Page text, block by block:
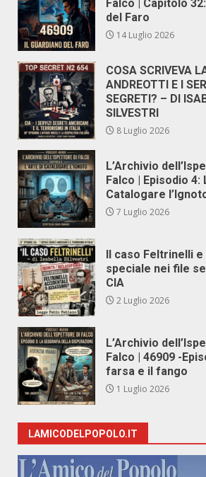
Falco | Capitolo
del Faro
14 Luglio 2026
COSA SCRIVEVA
ANDREOTTI E I
SEGRETI? – DI
SILVESTRI
8 Luglio 2026
L’Archivio
Falco | Episodio 4:
Catalogare
7 Luglio 2026
Il caso Feltrinelli
speciale nei file
CIA
2 Luglio 2026
L’Archivio
Falco | 46909 -
farsa e il fango
1 Luglio 2026
LAMICODELPOPOLO.IT